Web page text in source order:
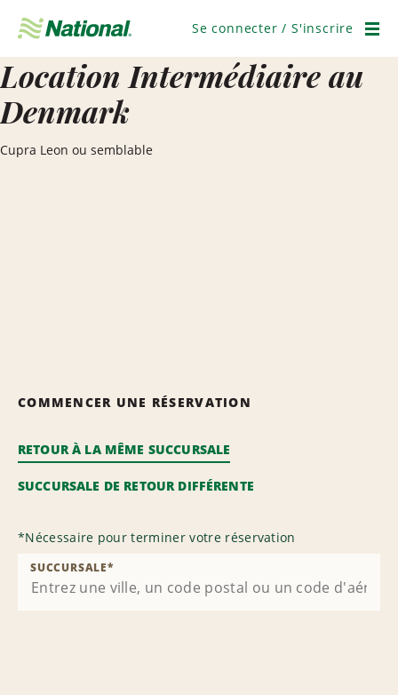
navigation
Se connecter / S'inscrire
Location Intermédiaire au
Denmark
Cupra Leon ou semblable
COMMENCER UNE RÉSERVATION
RETOUR À LA MÊME SUCCURSALE
SUCCURSALE DE RETOUR DIFFÉRENTE
*Nécessaire pour terminer votre réservation
SUCCURSALE*